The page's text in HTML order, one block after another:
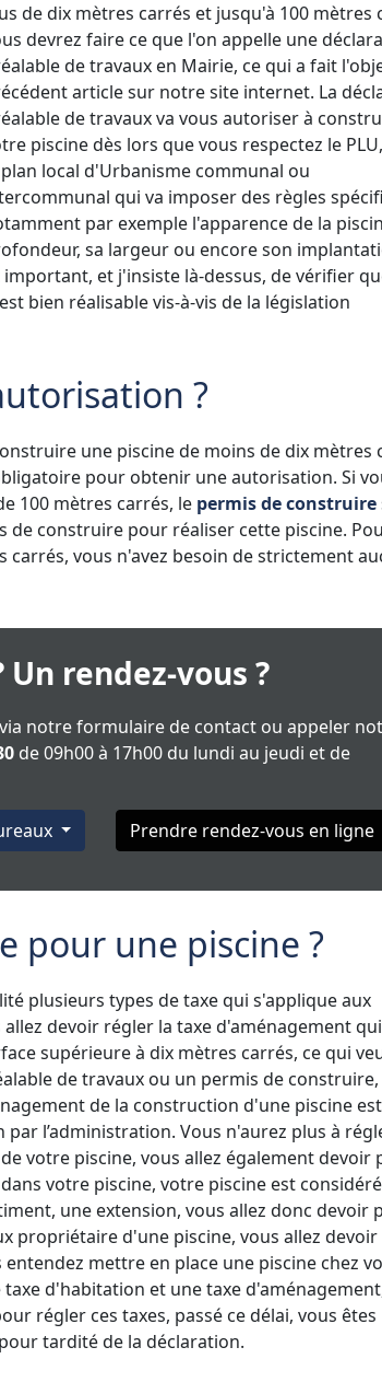
de dix mètres carrés et jusqu'à 100 mètres
devrez faire ce que l'on appelle une
de travaux en Mairie, ce qui a fait
article sur notre site internet. La
de travaux va vous autoriser à
piscine dès lors que vous respectez le
local d'Urbanisme communal ou
qui va imposer des règles
par exemple l'apparence de la
sa largeur ou encore son
et j'insiste là-dessus, de vérifier
bien réalisable vis-à-vis de la législation
?
une piscine de moins de dix mètres
pour obtenir une autorisation. Si
100 mètres carrés, le permis de construire
construire pour réaliser cette piscine.
carrés, vous n'avez besoin de strictement
rendez-vous ?
notre formulaire de contact ou appeler
de 09h00 à 17h00 du lundi au jeudi et de
Prendre rendez-vous en ligne
pour une piscine ?
plusieurs types de taxe qui s'applique aux
devoir régler la taxe d'aménagement qui
supérieure à dix mètres carrés, ce qui
de travaux ou un permis de construire,
de la construction d'une piscine
l’administration. Vous n'aurez plus à
votre piscine, vous allez également devoir
votre piscine, votre piscine est
une extension, vous allez donc devoir
propriétaire d'une piscine, vous allez
mettre en place une piscine chez
d'habitation et une taxe
régler ces taxes, passé ce délai, vous êtes
tardité de la déclaration.